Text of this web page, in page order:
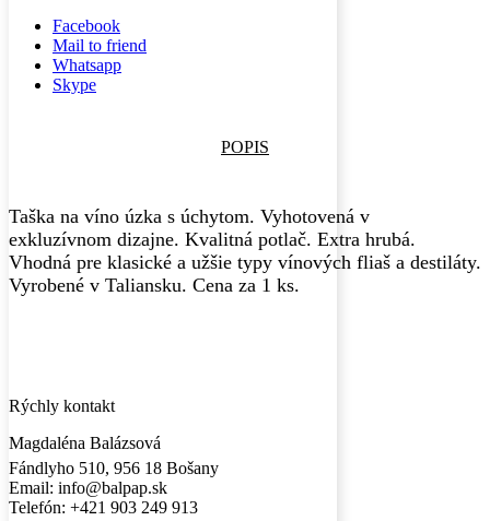
Facebook
Mail to friend
Whatsapp
Skype
POPIS
Taška na víno úzka s úchytom. Vyhotovená v
exkluzívnom dizajne. Kvalitná potlač. Extra hrubá.
Vhodná pre klasické a užšie typy vínových fliaš a destiláty.
Vyrobené v Taliansku. Cena za 1 ks.
Rýchly kontakt
Magdaléna Balázsová
Fándlyho 510, 956 18 Bošany
Email: info@balpap.sk
Telefón: +421 903 249 913